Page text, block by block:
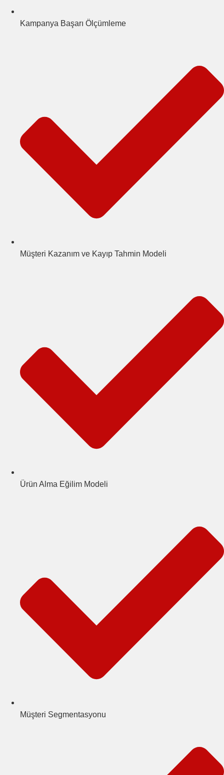
Kampanya Başarı Ölçümleme
Müşteri Kazanım ve Kayıp Tahmin Modeli
Ürün Alma Eğilim Modeli
Müşteri Segmentasyonu